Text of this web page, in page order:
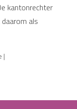
kantonrechter
als
|